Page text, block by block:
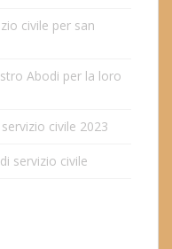
civile per san
Abodi per la loro
civile 2023
servizio civile